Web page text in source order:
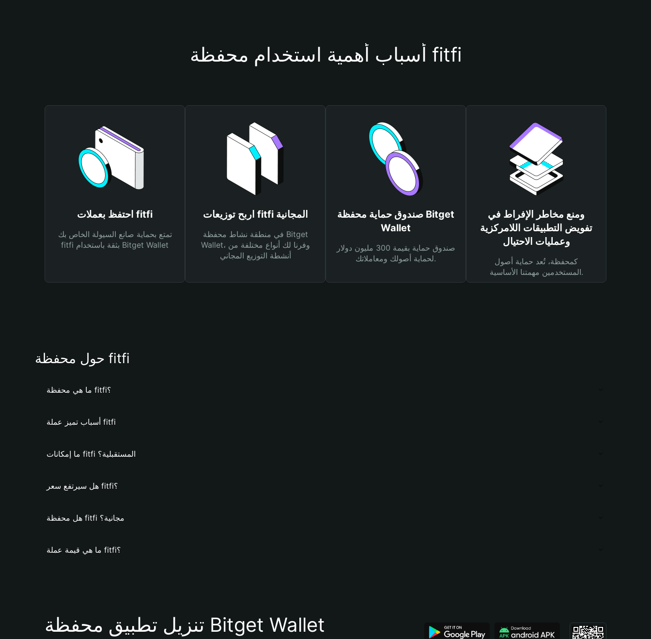
أسباب أهمية استخدام محفظة fitfi
احتفظ بعملات fitfi
تمتع بحماية صانع السيولة الخاص بك
fitfi بثقة باستخدام Bitget Wallet
اربح توزيعات fitfi المجانية
في منطقة نشاط محفظة Bitget
Wallet، وفرنا لك أنواع مختلفة من
أنشطة التوزيع المجاني
صندوق حماية محفظة Bitget
Wallet
صندوق حماية بقيمة 300 مليون دولار
لحماية أصولك ومعاملاتك.
ومنع مخاطر الإفراط في
تفويض التطبيقات اللامركزية
وعمليات الاحتيال
كمحفظة، تُعد حماية أصول
المستخدمين مهمتنا الأساسية.
حول محفظة fitfi
ما هي محفظة fitfi؟
أسباب تميز عملة fitfi
ما إمكانات fitfi المستقبلية؟
هل سيرتفع سعر fitfi؟
هل محفظة fitfi مجانية؟
ما هي قيمة عملة fitfi؟
تنزيل تطبيق محفظة Bitget Wallet